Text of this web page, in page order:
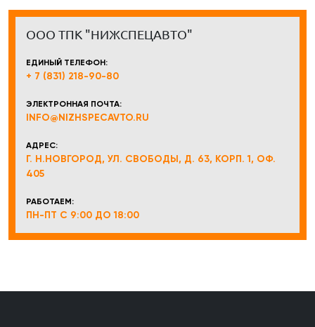
ООО ТПК "НИЖСПЕЦАВТО"
ЕДИНЫЙ ТЕЛЕФОН:
+ 7 (831) 218-90-80
ЭЛЕКТРОННАЯ ПОЧТА:
INFO@NIZHSPECAVTO.RU
АДРЕС:
Г. Н.НОВГОРОД, УЛ. СВОБОДЫ, Д. 63, КОРП. 1, ОФ.
405
РАБОТАЕМ:
ПН-ПТ С 9:00 ДО 18:00